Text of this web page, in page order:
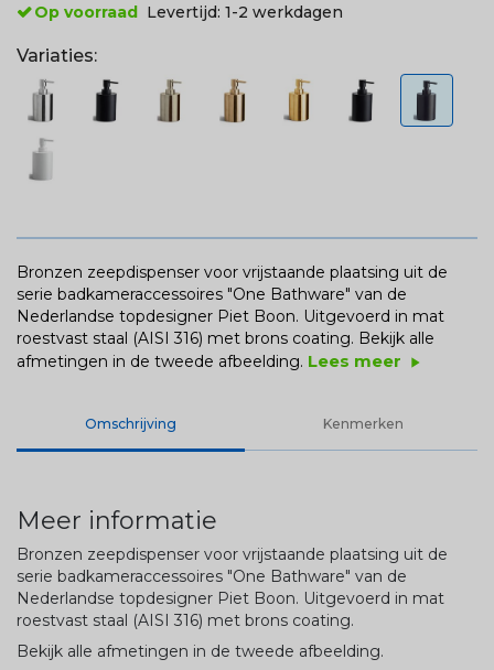
Op voorraad Levertijd: 1-2 werkdagen
Variaties:
Bronzen zeepdispenser voor vrijstaande plaatsing uit de
serie badkameraccessoires "One Bathware" van de
Nederlandse topdesigner Piet Boon. Uitgevoerd in mat
roestvast staal (AISI 316) met brons coating. Bekijk alle
afmetingen in de tweede afbeelding. Lees meer play_arrow
Omschrijving Kenmerken
Meer informatie
Bronzen zeepdispenser voor vrijstaande plaatsing uit de
serie badkameraccessoires "One Bathware" van de
Nederlandse topdesigner Piet Boon. Uitgevoerd in mat
roestvast staal (AISI 316) met brons coating.
Bekijk alle afmetingen in de tweede afbeelding.